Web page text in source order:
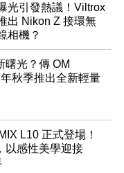
光引發熱議！Viltrox
出 Nikon Z 接環無
相機？
曙光？傳 OM
秋季推出全新輕量
L10 正式登場！
以感性美學迎接